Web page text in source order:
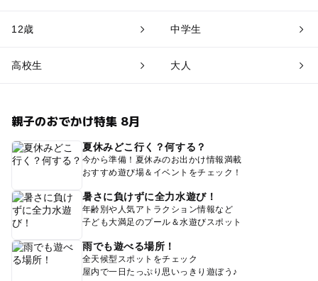
12歳 中学生
高校生 大人
親子のおでかけ特集 8月
夏休みどこ行く？何する？
今から準備！夏休みのお出かけ情報満載
おすすめ遊び場＆イベントをチェック！
暑さに負けずに全力水遊び！
年齢別や人気アトラクション情報など
子ども大満足のプール＆水遊びスポット
雨でも遊べる場所！
全天候型スポットをチェック
屋内で一日たっぷり思いっきり遊ぼう♪